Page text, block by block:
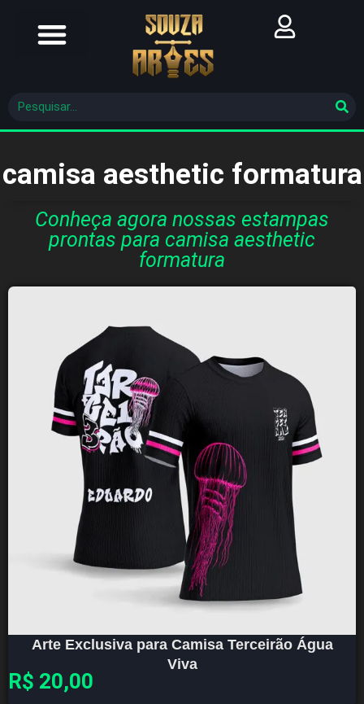
camisa aesthetic formatura
Conheça agora nossas estampas
prontas para camisa aesthetic
formatura
Arte Exclusiva para Camisa Terceirão Água
Viva
R$ 20,00